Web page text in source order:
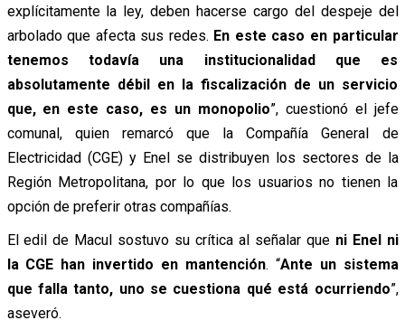
explícitamente la ley, deben hacerse cargo del despeje del
arbolado que afecta sus redes. En este caso en particular
tenemos todavía una institucionalidad que es
absolutamente débil en la fiscalización de un servicio
que, en este caso, es un monopolio”, cuestionó el jefe
comunal, quien remarcó que la Compañía General de
Electricidad (CGE) y Enel se distribuyen los sectores de la
Región Metropolitana, por lo que los usuarios no tienen la
opción de preferir otras compañías.
El edil de Macul sostuvo su crítica al señalar que ni Enel ni
la CGE han invertido en mantención. “Ante un sistema
que falla tanto, uno se cuestiona qué está ocurriendo”,
aseveró.